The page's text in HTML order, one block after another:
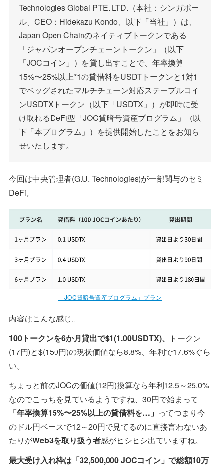
Technologies Global PTE. LTD.（本社：シンガポー
ル、CEO：Hidekazu Kondo、以下「当社」）は、
Japan Open Chainのネイティブトークンである
「ジャパンオープンチェーントークン」（以下
「JOCコイン」）を貸し出すことで、年率換算
15%〜25%以上*1の貸借料をUSDTトークンと1対1
でペッグされたマルチチェーン対応ステーブルコイ
ンUSDTXトークン（以下「USDTX」）が即時に受
け取れるDeFi型「JOC貸暗号資産プログラム」（以
下「本プログラム」）を提供開始したことをお知ら
せいたします。
今回は中央管理者(G.U. Technologies)が一部関与のセミ
DeFi。
「JOC貸暗号資産プログラム」プラン
内容はこんな感じ。
100トークンを6か月貸出で$1(1.00USDTX)、
トークン
(17円)と$(150円)の現状価値なら8.8%、年利で17.6%ぐら
い。
ちょっと前のJOCの価値(12円)換算なら年利12.5～25.0%
なのでこっちを見ているようですね、30円で始まって
「年率換算15%〜25%以上の貸借料を…」 ってつまり今
のドル円ベースで12～20円で見てるのに直接言わないあ
たりがWeb3を取り扱う者感がヒシヒシ出ていますね。
最大受け入れ枠は「32,500,000 JOCコイン」で総額10万